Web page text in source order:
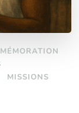
MISSIONS